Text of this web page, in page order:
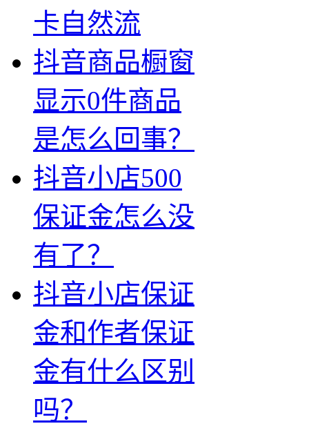
卡自然流
抖音商品橱窗
显示0件商品
是怎么回事？
抖音小店500
保证金怎么没
有了？
抖音小店保证
金和作者保证
金有什么区别
吗？